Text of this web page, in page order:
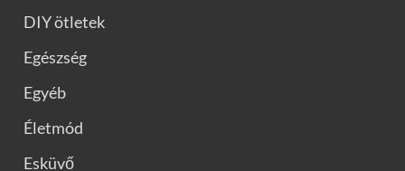
DIY ötletek
Egészség
Egyéb
Életmód
Esküvő